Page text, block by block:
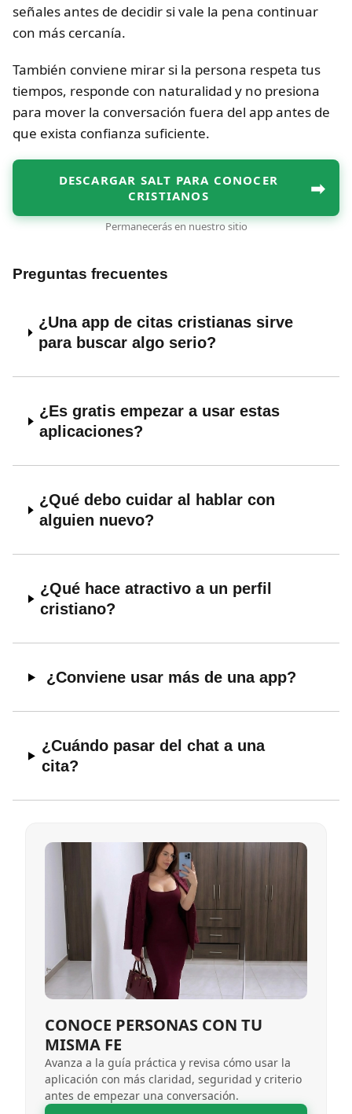
señales antes de decidir si vale la pena continuar
con más cercanía.
También conviene mirar si la persona respeta tus
tiempos, responde con naturalidad y no presiona
para mover la conversación fuera del app antes de
que exista confianza suficiente.
DESCARGAR SALT PARA CONOCER
CRISTIANOS
➡
Permanecerás en nuestro sitio
Preguntas frecuentes
¿Una app de citas cristianas sirve
para buscar algo serio?
¿Es gratis empezar a usar estas
aplicaciones?
¿Qué debo cuidar al hablar con
alguien nuevo?
¿Qué hace atractivo a un perfil
cristiano?
¿Conviene usar más de una app?
¿Cuándo pasar del chat a una
cita?
CONOCE PERSONAS CON TU
MISMA FE
Avanza a la guía práctica y revisa cómo usar la
aplicación con más claridad, seguridad y criterio
antes de empezar una conversación.